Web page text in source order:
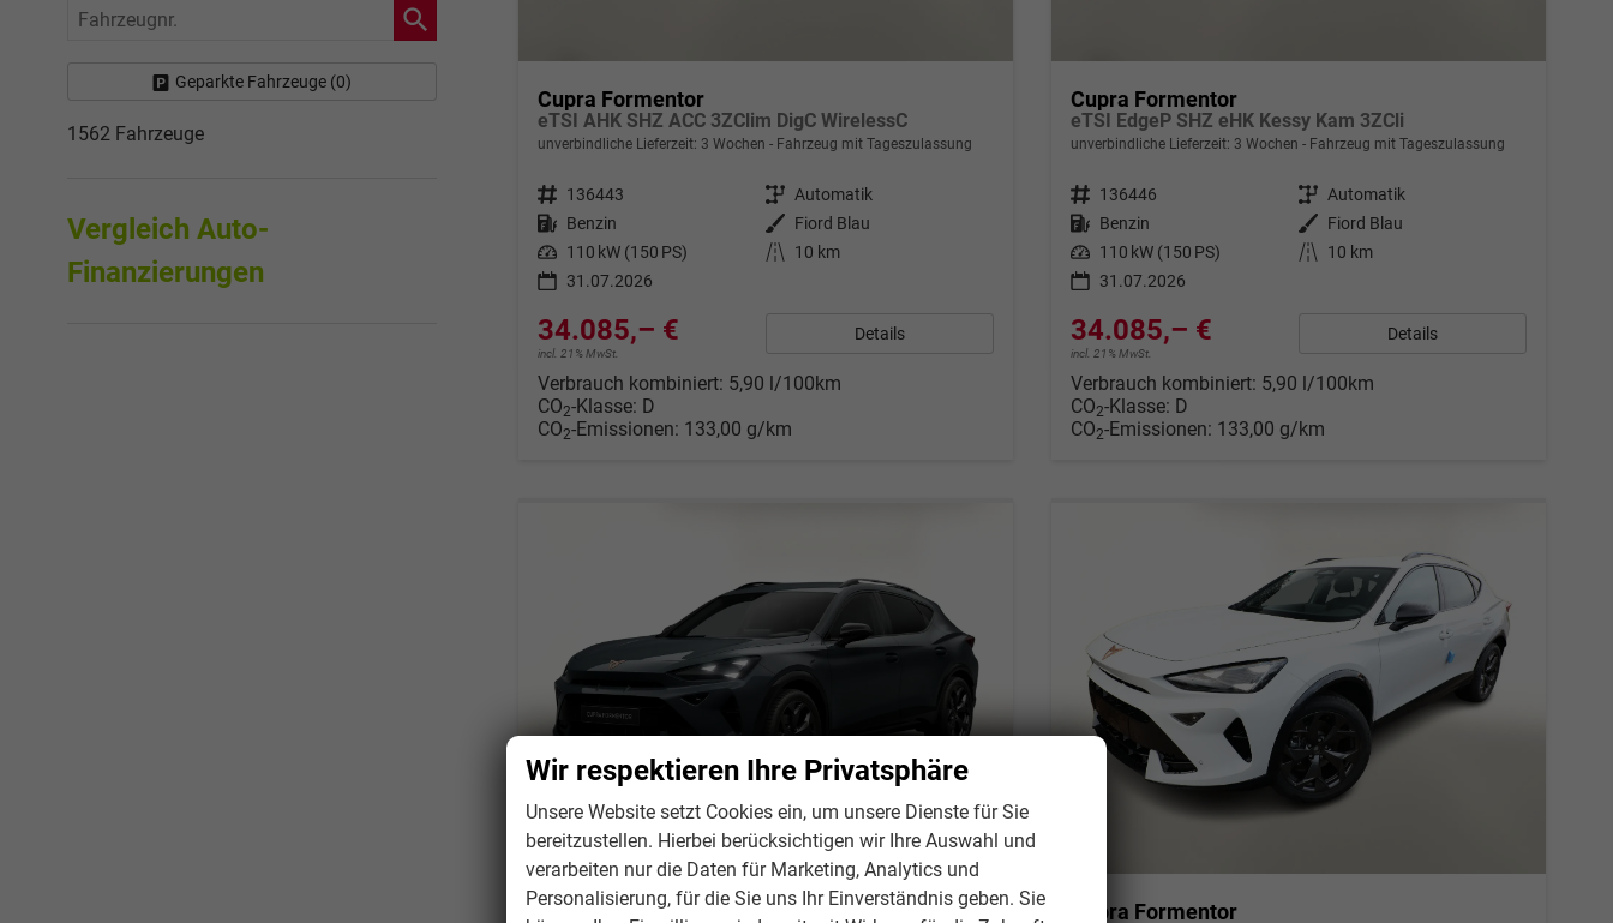
Cupra Formentor
eTSI AHK SHZ ACC 3ZClim DigC WirelessC
unverbindliche Lieferzeit: 3 Wochen Fahrzeug mit Tageszulassung
Fahrzeugnr. 136443 Getriebe Automatik
Kraftstoff Benzin Außenfarbe
Fiord Blau
Leistung 110 kW (150 PS) Kilometerstand
10 km
31.07.2026
34.085,– €
incl. 21% MwSt.
Details
Verbrauch kombiniert: 5,90 l/100km
CO2-Klasse: D
CO2-Emissionen: 133,00 g/km
Cupra Formentor
eTSI EdgeP SHZ eHK Kessy Kam 3ZCli
unverbindliche Lieferzeit: 3 Wochen Fahrzeug mit Tageszulassung
Fahrzeugnr. 136446 Getriebe Automatik
Kraftstoff Benzin Außenfarbe
Fiord Blau
Leistung 110 kW (150 PS) Kilometerstand
10 km
31.07.2026
34.085,– €
incl. 21% MwSt.
Details
Verbrauch kombiniert: 5,90 l/100km
CO2-Klasse: D
CO2-Emissionen: 133,00 g/km
Cupra Formentor Cupra Formentor
Fahrzeugnr.
Geparkte Fahrzeuge (0)
1562 Fahrzeuge
Vergleich Auto-
Finanzierungen
Wir respektieren Ihre Privatsphäre
Unsere Website setzt Cookies ein, um unsere Dienste für Sie
bereitzustellen. Hierbei berücksichtigen wir Ihre Auswahl und
verarbeiten nur die Daten für Marketing, Analytics und
Personalisierung, für die Sie uns Ihr Einverständnis geben. Sie